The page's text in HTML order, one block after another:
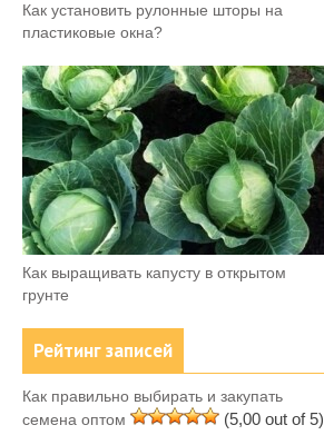
Как установить рулонные шторы на
пластиковые окна?
Как выращивать капусту в открытом
грунте
Рейтинг записей
Как правильно выбирать и закупать
семена оптом
(5,00 out of 5)